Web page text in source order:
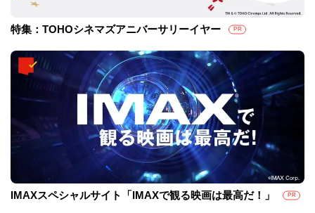
特集：TOHOシネマズアニバーサリーイヤー PR
IMAXスペシャルサイト「IMAXで観る映画は最高だ！」 PR